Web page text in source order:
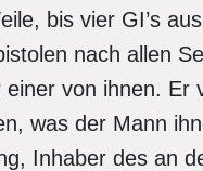
bis vier GI’s
nach allen
von ihnen.
was der Mann
Inhaber des an